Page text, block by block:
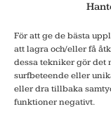
För att ge de bästa
att lagra och/eller få
dessa tekniker gör det
surfbeteende eller
eller dra tillbaka
funktioner negativt.